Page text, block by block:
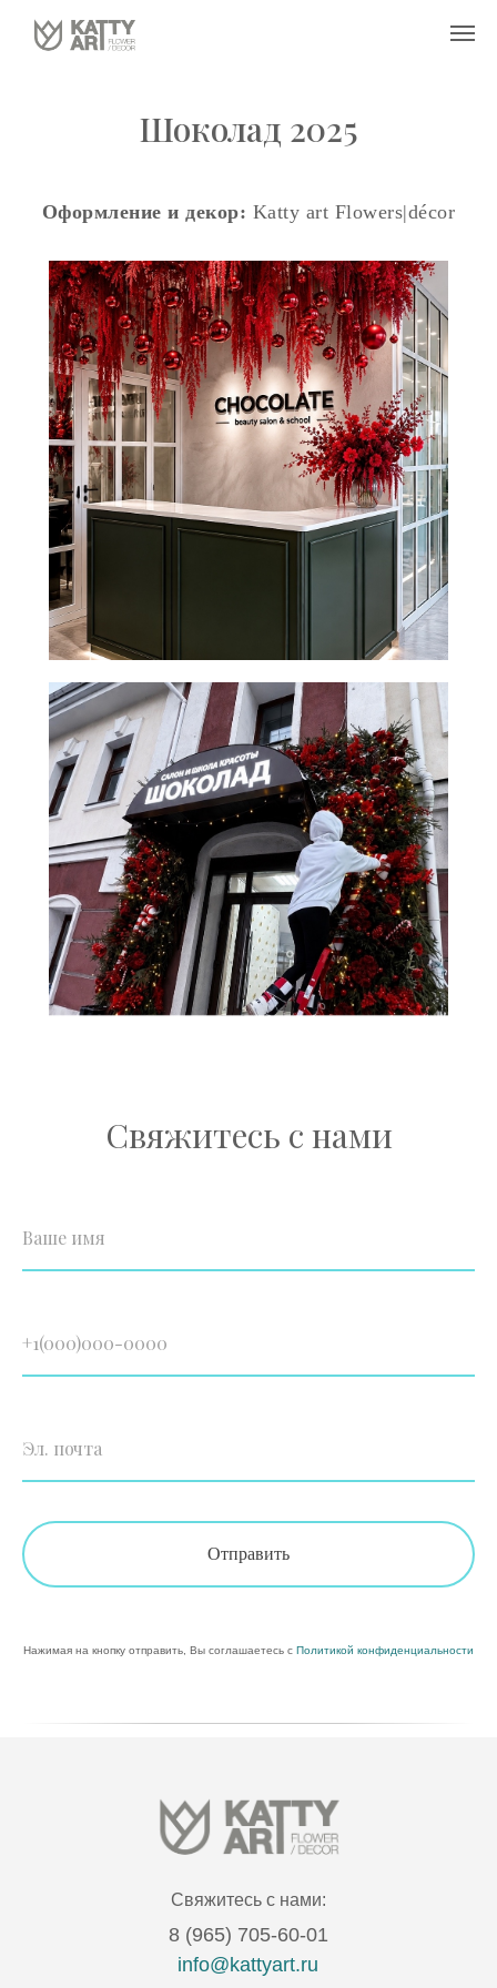
Шоколад 2025
Оформление и декор: Katty art Flowers|décor
Свяжитесь с нами
Ваше имя
+1(000)000-0000
Эл. почта
Отправить
Нажимая на кнопку отправить, Вы соглашаетесь с Политикой конфиденциальности
8 (965) 705-60-01
info@kattyart.ru
Свяжитесь с нами: